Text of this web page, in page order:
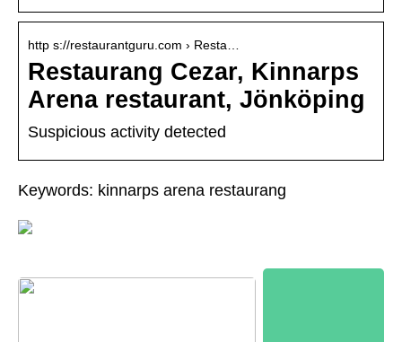
http s://restaurantguru.com › Resta…
Restaurang Cezar, Kinnarps
Arena restaurant, Jönköping
Suspicious activity detected
Keywords: kinnarps arena restaurang